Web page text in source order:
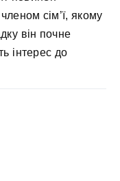
сім’ї, якому
він почне
інтерес до